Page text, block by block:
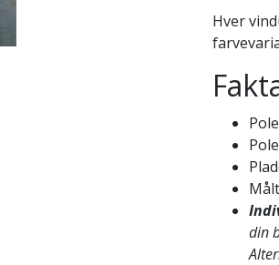
Hver
din